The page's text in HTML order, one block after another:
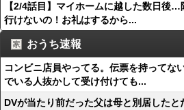
【2/4話目】マイホームに越した数日後
行けないの！お礼はするから...
おうち速報
コンビニ店員やってる。伝票を持ってな
でいる人抜かして受け付けても...
DVが当たり前だった父は母と別居した